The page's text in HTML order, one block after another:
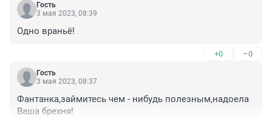
Гость
3 мая 2023, 08:39
Одно враньё!
+0 –0
Гость
3 мая 2023, 08:37
Фантанка,займитесь чем - нибудь полезным,надоела
Ваша брехня!